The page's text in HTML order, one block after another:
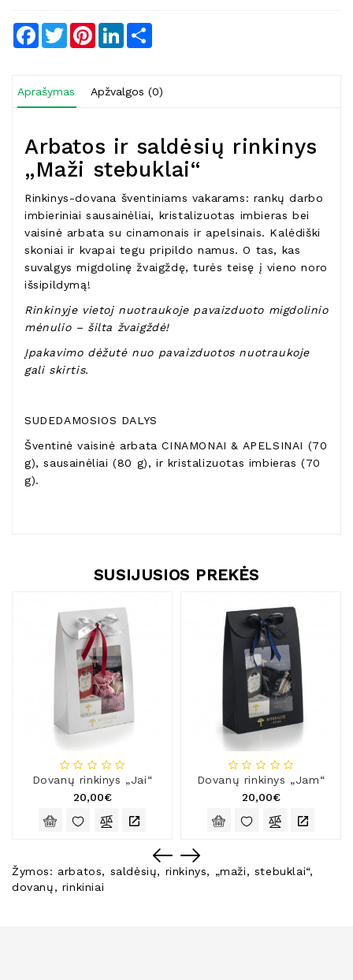
Facebook
TwitterPinterestLinkedIn
Aprašymas Apžvalgos (0)
Arbatos ir saldėsių rinkinys
„Maži stebuklai“
Rinkinys-dovana šventiniams vakarams: rankų darbo
imbieriniai sausainėliai, kristalizuotas imbieras bei
vaisinė arbata su cinamonais ir apelsinais. Kalėdiški
skoniai ir kvapai tegu pripildo namus. O tas, kas
suvalgys migdolinę žvaigždę, turės teisę į vieno noro
išsipildymą!
Rinkinyje vietoj nuotraukoje pavaizduoto migdolinio
mėnulio – šilta žvaigždė!
Įpakavimo dėžutė nuo pavaizduotos nuotraukoje
gali skirtis.
SUDEDAMOSIOS DALYS
Šventinė vaisinė arbata CINAMONAI & APELSINAI (70
g), sausainėliai (80 g), ir kristalizuotas imbieras (70
g).
SUSIJUSIOS PREKĖS
Dovanų rinkinys „Jai“
20,00€
Dovanų rinkinys „Jam“
20,00€
Žymos: arbatos, saldėsių, rinkinys, „maži, stebuklai“,
dovanų, rinkiniai